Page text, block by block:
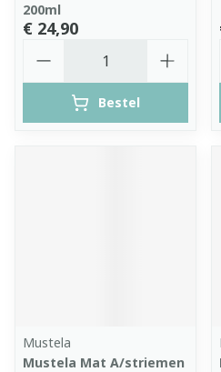
200ml
€ 24,90
Bestel
Mustela
Mustela Mat A/striemen